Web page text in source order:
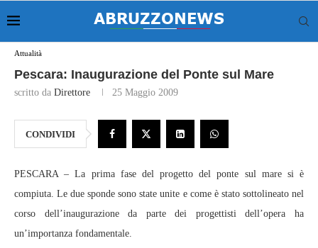
Attualità
Pescara: Inaugurazione del Ponte sul Mare
scritto da Direttore 25 Maggio 2009
CONDIVIDI
PESCARA – La prima fase del progetto del ponte sul mare si è
compiuta. Le due sponde sono state unite e come è stato sottolineato nel
corso dell’inaugurazione da parte dei progettisti dell’opera ha
un’importanza fondamentale.